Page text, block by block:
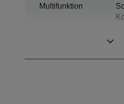
Multifunktion